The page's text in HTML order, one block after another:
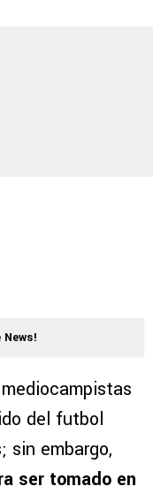
News!
del futbol
sin embargo,
ser tomado en